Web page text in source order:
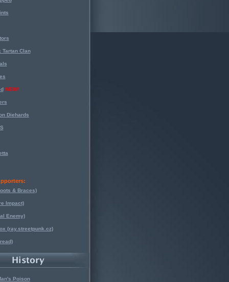
Tartan Clan
NEW!
Diehards
& Braces)
Impact)
Enemy)
(ray.streetpunk.cz)
Poison